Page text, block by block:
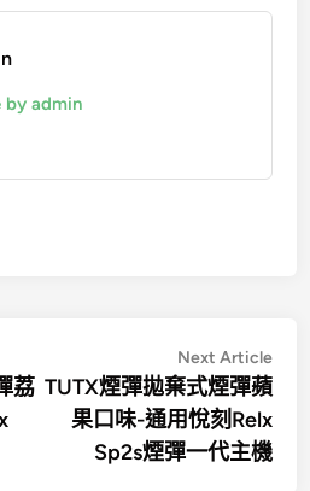
by admin
荔
Next Article
TUTX煙彈拋棄式煙彈蘋
果口味-通用悅刻Relx
Sp2s煙彈一代主機